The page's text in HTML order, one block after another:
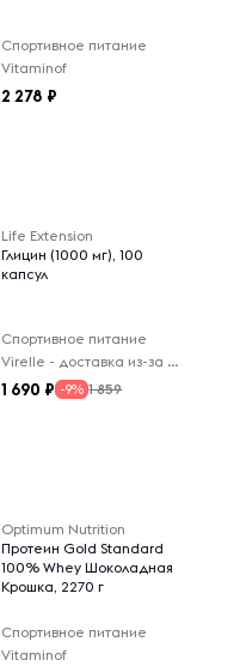
Спортивное питание
Vitaminof
2 278
Life Extension
Глицин (1000 мг), 100
капсул
Спортивное питание
Virelle - доставка из-за рубежа
1 690 -9% 1 859
Optimum Nutrition
Протеин Gold Standard
100% Whey Шоколадная
Крошка, 2270 г
Спортивное питание
Vitaminof